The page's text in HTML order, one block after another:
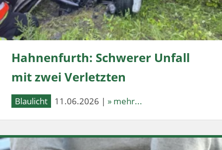
Hahnenfurth: Schwerer Unfall
mit zwei Verletzten
Blaulicht 11.06.2026 | » mehr...